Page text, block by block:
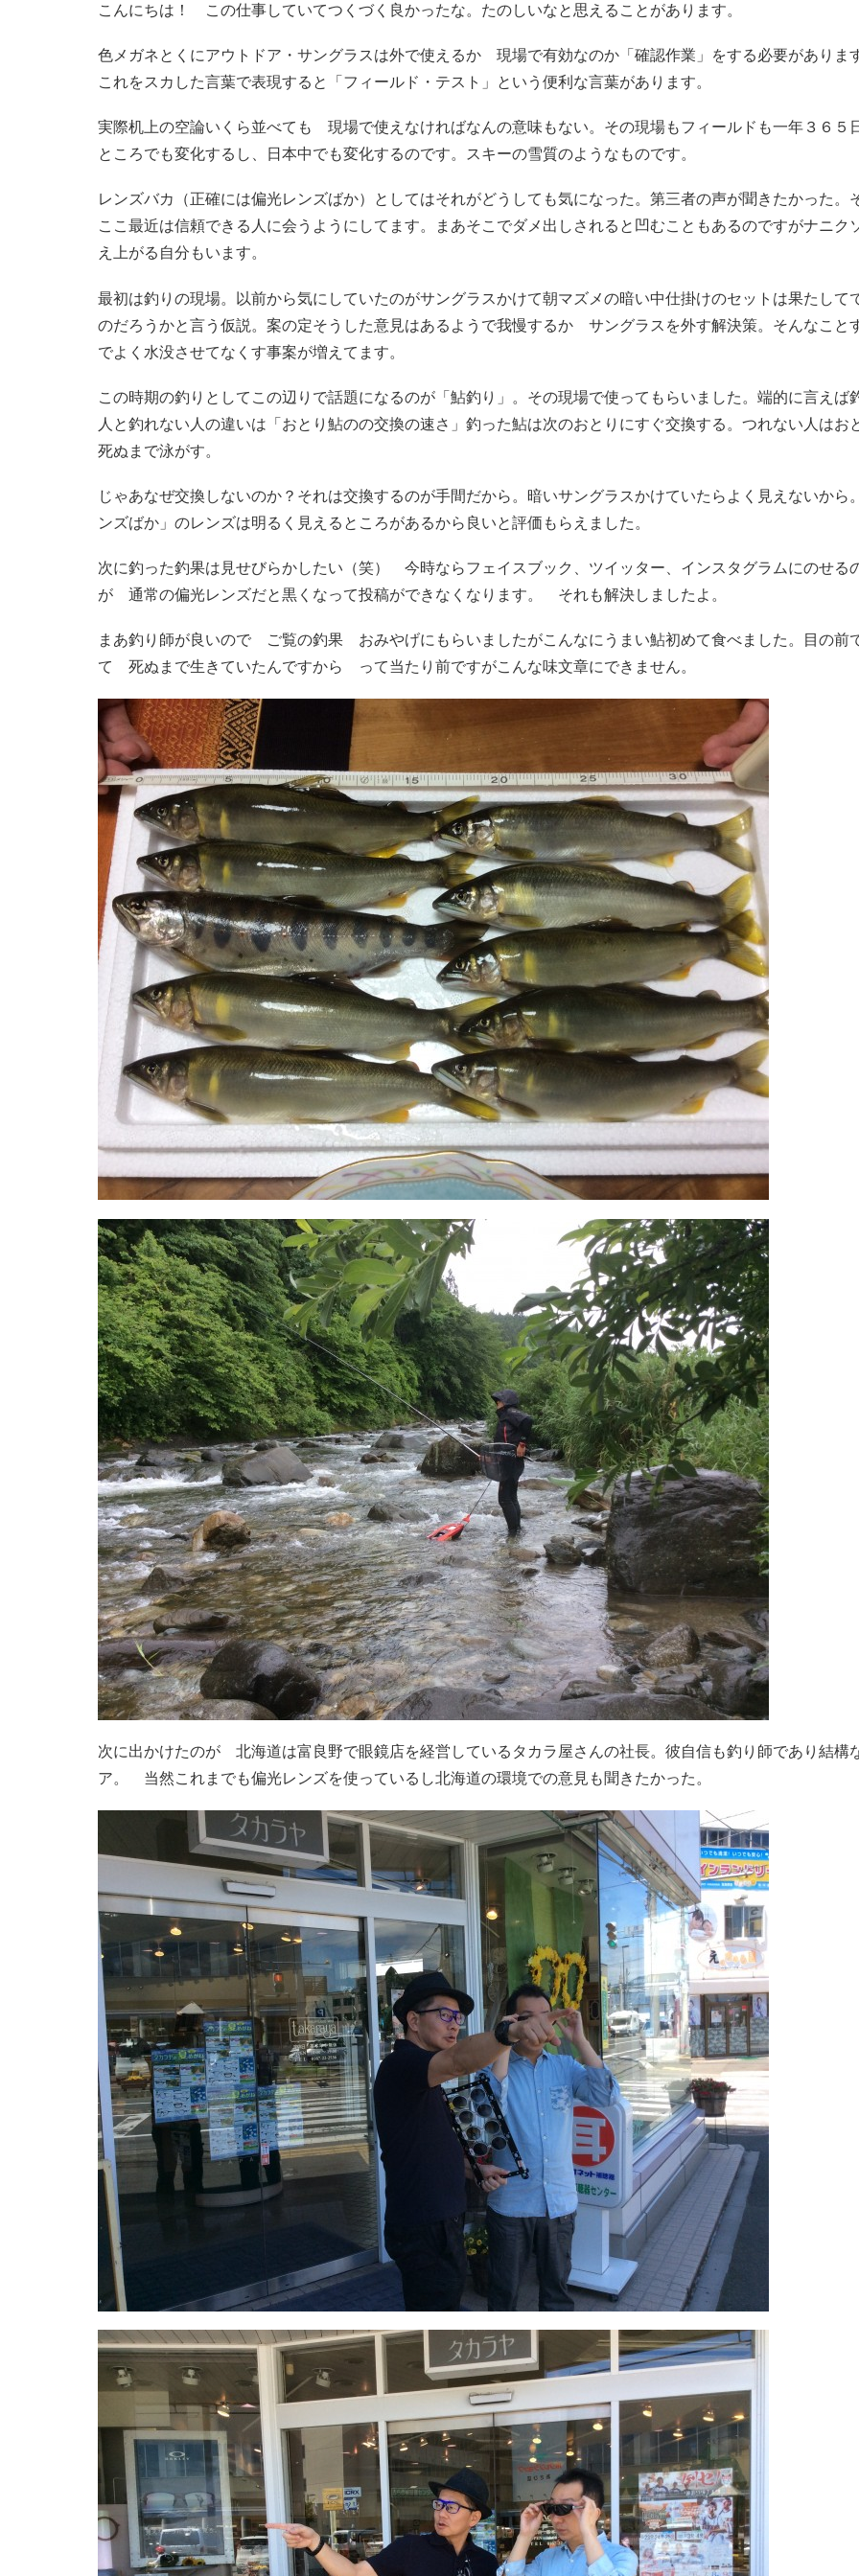
こんにちは！ この仕事していてつくづく良かったな。たのしいなと思えることがあります。
色メガネとくにアウトドア・サングラスは外で使えるか 現場で有効なのか「確認作業」をする必要があり
これをスカした言葉で表現すると「フィールド・テスト」という便利な言葉があります。
実際机上の空論いくら並べても 現場で使えなければなんの意味もない。その現場もフィールドも一年３６５
ところでも変化するし、日本中でも変化するのです。スキーの雪質のようなものです。
レンズバカ（正確には偏光レンズばか）としてはそれがどうしても気になった。第三者の声が聞きたかった。
ここ最近は信頼できる人に会うようにしてます。まあそこでダメ出しされると凹むこともあるのですがナニク
え上がる自分もいます。
最初は釣りの現場。以前から気にしていたのがサングラスかけて朝マズメの暗い中仕掛けのセットは果たして
のだろうかと言う仮説。案の定そうした意見はあるようで我慢するか サングラスを外す解決策。そんなこと
でよく水没させてなくす事案が増えてます。
この時期の釣りとしてこの辺りで話題になるのが「鮎釣り」。その現場で使ってもらいました。端的に言えば
人と釣れない人の違いは「おとり鮎のの交換の速さ」釣った鮎は次のおとりにすぐ交換する。つれない人はお
死ぬまで泳がす。
じゃあなぜ交換しないのか？それは交換するのが手間だから。暗いサングラスかけていたらよく見えないから
ンズばか」のレンズは明るく見えるところがあるから良いと評価もらえました。
次に釣った釣果は見せびらかしたい（笑） 今時ならフェイスブック、ツイッター、インスタグラムにのせる
が 通常の偏光レンズだと黒くなって投稿ができなくなります。 それも解決しましたよ。
まあ釣り師が良いので ご覧の釣果 おみやげにもらいましたがこんなにうまい鮎初めて食べました。目の前
て 死ぬまで生きていたんですから って当たり前ですがこんな味文章にできません。
次に出かけたのが 北海道は富良野で眼鏡店を経営しているタカラ屋さんの社長。彼自信も釣り師であり結構
ア。 当然これまでも偏光レンズを使っているし北海道の環境での意見も聞きたかった。